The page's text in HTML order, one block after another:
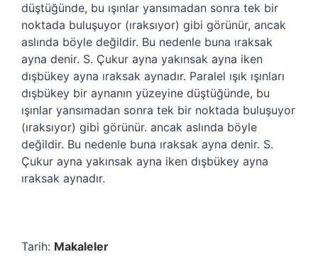
düştüğünde, bu ışınlar yansımadan sonra tek bir
noktada buluşuyor (ıraksıyor) gibi görünür, ancak
aslında böyle değildir. Bu nedenle buna ıraksak
ayna denir. S. Çukur ayna yakınsak ayna iken
dışbükey ayna ıraksak aynadır. Paralel ışık ışınları
dışbükey bir aynanın yüzeyine düştüğünde, bu
ışınlar yansımadan sonra tek bir noktada buluşuyor
(ıraksıyor) gibi görünür. ancak aslında böyle
değildir. Bu nedenle buna ıraksak ayna denir. S.
Çukur ayna yakınsak ayna iken dışbükey ayna
ıraksak aynadır.
Tarih: Makaleler